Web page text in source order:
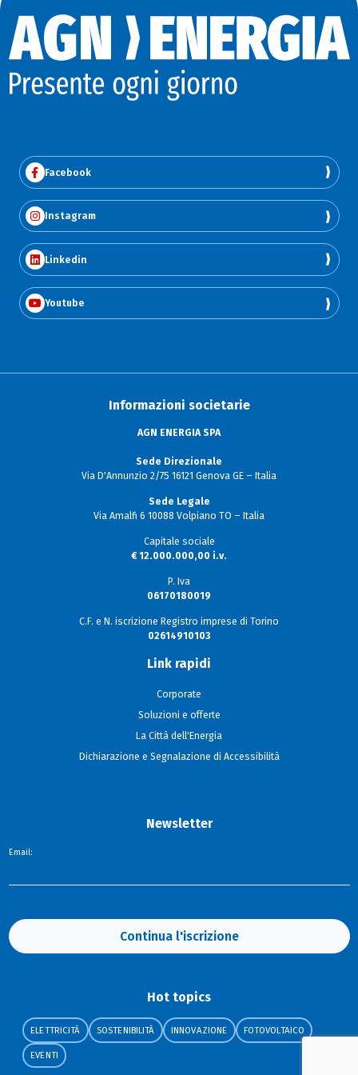
Facebook
Instagram
Linkedin
Youtube
Informazioni societarie
AGN ENERGIA SPA
Sede Direzionale
Via D'Annunzio 2/75 16121 Genova GE – Italia
Sede Legale
Via Amalfi 6 10088 Volpiano TO – Italia
Capitale sociale
€ 12.000.000,00 i.v.
P. Iva
06170180019
C.F. e N. iscrizione Registro imprese di Torino
02614910103
Link rapidi
Corporate
Soluzioni e offerte
La Città dell'Energia
Dichiarazione e Segnalazione di Accessibilità
Newsletter
Email:
Continua l'iscrizione
Hot topics
ELETTRICITÀ SOSTENIBILITÀ INNOVAZIONE FOTOVOLTAICO
EVENTI